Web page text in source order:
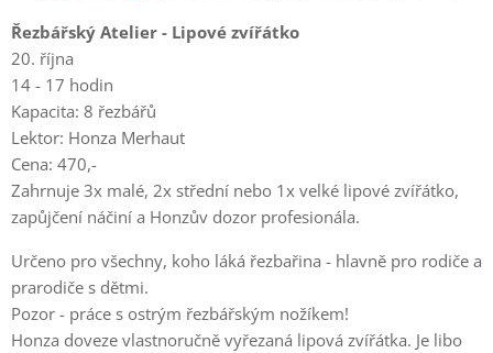
Řezbářský Atelier - Lipové zvířátko
20. října
14 - 17 hodin
Kapacita: 8 řezbářů
Lektor: Honza Merhaut
Cena: 470,-
Zahrnuje 3x malé, 2x střední nebo 1x velké lipové zvířátko,
zapůjčení náčiní a Honzův dozor profesionála.
Určeno pro všechny, koho láká řezbařina - hlavně pro rodiče a
prarodiče s dětmi.
Pozor - práce s ostrým řezbářským nožíkem!
Honza doveze vlastnoručně vyřezaná lipová zvířátka. Je libo